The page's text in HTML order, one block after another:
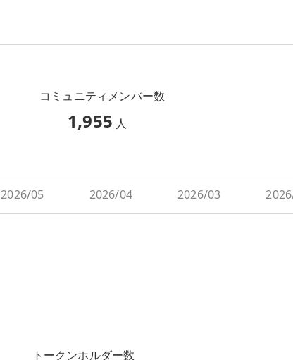
コミュニティメンバー数
1,955 人
2026/05 2026/04 2026/03
トークンホルダー数